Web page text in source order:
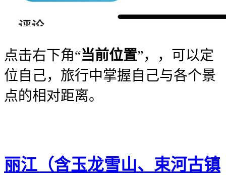
点击右下角“当前位置”，，可以定
位自己，旅行中掌握自己与各个景
点的相对距离。
丽江（含玉龙雪山、束河古镇